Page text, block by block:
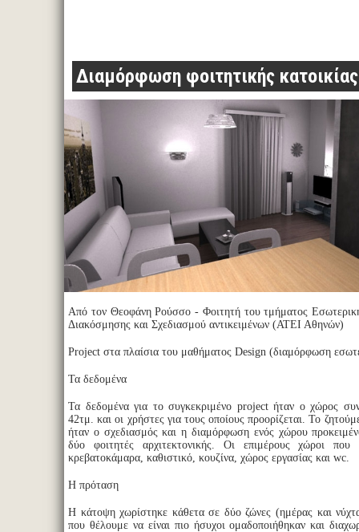
Διαμόρφωση φοιτητικής κατοικίας
Από τον Θεοφάνη Ρούσσο - Φοιτητή του τμήματος
Διακόσμησης και Σχεδιασμού αντικειμένων (ΑΤΕΙ Αθηνών)
Project στα πλαίσια του μαθήματος Design (διαμόρφωση
Τα δεδομένα
Τα δεδομένα για το συγκεκριμένο project ήταν ο χώρος
42τμ. και οι χρήστες για τους οποίους προορίζεται. Το
ήταν ο σχεδιασμός και η διαμόρφωση ενός χώρου
δύο φοιτητές αρχιτεκτονικής. Οι επιμέρους χώροι που
κρεβατοκάμαρα, καθιστικό, κουζίνα, χώρος εργασίας και wc.
Η πρόταση
Η κάτοψη χωρίστηκε κάθετα σε δύο ζώνες (ημέρας και
που θέλουμε να είναι πιο ήσυχοι ομαδοποιήθηκαν και